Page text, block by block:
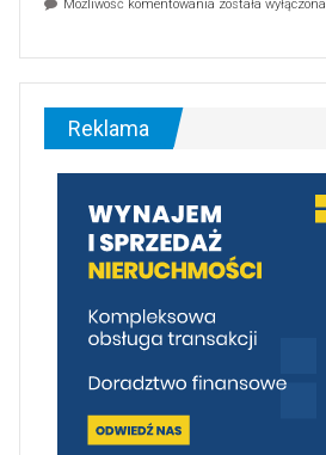
Możliwość komentowania
–
malownicza
[fotorelacja]
została wyłączona
Reklama